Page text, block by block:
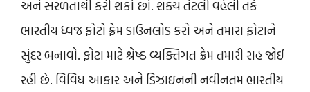
અને સરળતાથી કરી શકો છો. શક્ય તેટલી વહેલી તકે
ભારતીય ધ્વજ ફોટો ફ્રેમ ડાઉનલોડ કરો અને તમારા ફોટાને
સુંદર બનાવો. ફોટા માટે શ્રેષ્ઠ વ્યક્તિગત ફ્રેમ તમારી રાહ જોઈ
રહી છે. વિવિધ આકાર અને ડિઝાઇનની નવીનતમ ભારતીય